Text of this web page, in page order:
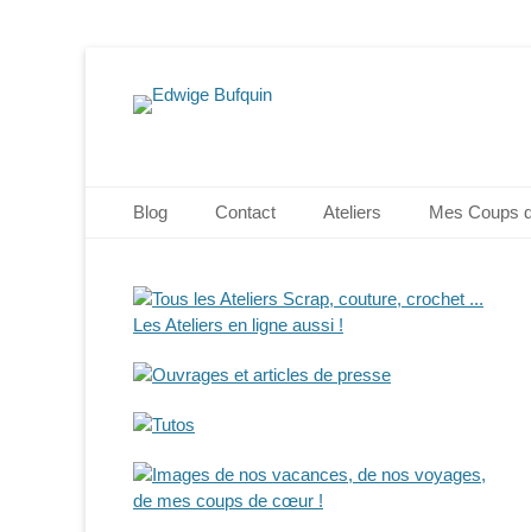
Edwige Bufquin
Menu principal
Blog Contact Ateliers Mes Coups